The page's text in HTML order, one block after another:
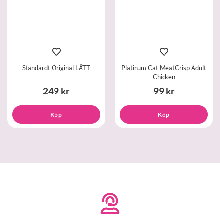
Standardt Original LÄTT
249 kr
Köp
Platinum Cat MeatCrisp Adult
Chicken
99 kr
Köp